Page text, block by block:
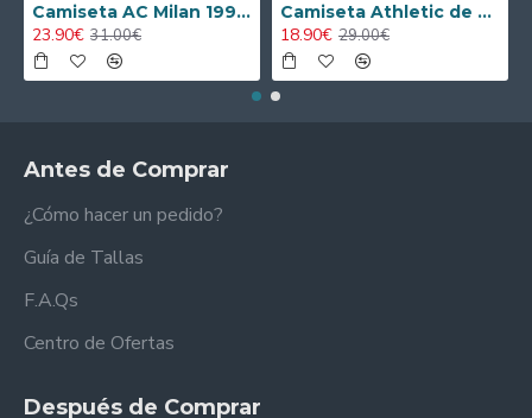
Camiseta AC Milan 1995/1996 Local Retro
23.90€ 31.00€
Camiseta Athletic de Bilbao 2024/2025 Alternativo Niño Kit
18.90€ 29.00€
Antes de Comprar
¿Cómo hacer un pedido?
Guía de Tallas
F.A.Qs
Centro de Ofertas
Después de Comprar